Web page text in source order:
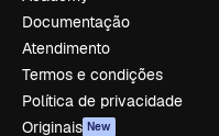
Documentação
Atendimento
Termos e condições
Política de privacidade
Originais New